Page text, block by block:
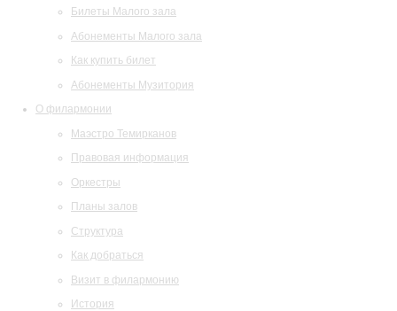
Билеты Малого зала
Абонементы Малого зала
Как купить билет
Абонементы Музитория
О филармонии
Маэстро Темирканов
Правовая информация
Оркестры
Планы залов
Структура
Как добраться
Визит в филармонию
История